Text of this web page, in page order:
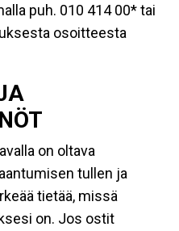
puh. 010 414 00* tai
osoitteesta
on oltava
tullen ja
tietää, missä
on. Jos ostit